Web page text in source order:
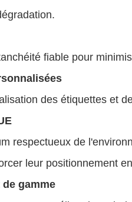
fiable pour
des étiquettes et
respectueux de
leur positionnement
gamme